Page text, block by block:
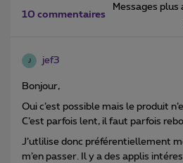
10 commentaires
Messages plus
jef3
Bonjour,
Oui c’est possible mais le produit
C’est parfois lent, il faut parfois
J’utlilise donc préférentiellement
m’en passer. Il y a des applis